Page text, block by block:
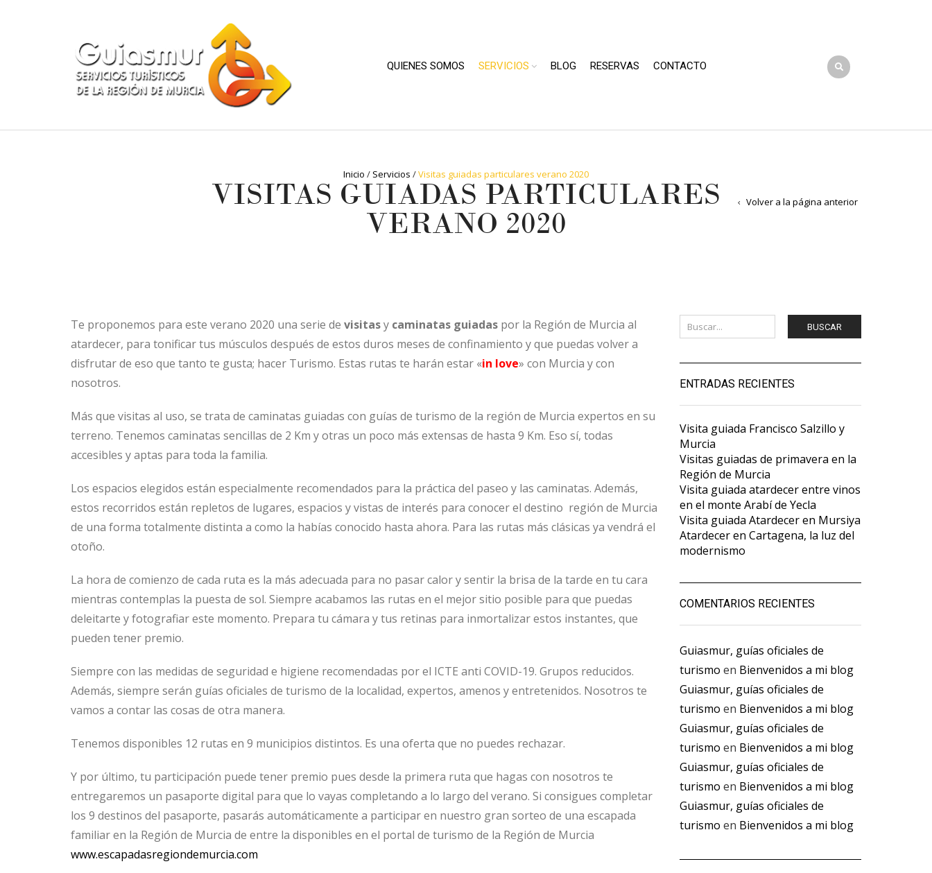
QUIENES SOMOS SERVICIOS BLOG RESERVAS CONTACTO
Inicio / Servicios /Visitas guiadas particulares verano 2020
Volver a la página anterior
VISITAS GUIADAS PARTICULARES
VERANO 2020
Te proponemos para este verano 2020 una serie de visitasy caminatas guiadas por la Región de Murcia al
atardecer, para tonificar tus músculos después de estos duros meses de confinamiento y que puedas volver a
disfrutar de eso que tanto te gusta; hacer Turismo. Estas rutas te harán estar «in love» con Murcia y con
nosotros.
Más que visitas al uso, se trata de caminatas guiadas con guías de turismo de la región de Murcia expertos en su
terreno. Tenemos caminatas sencillas de 2 Km y otras un poco más extensas de hasta 9 Km. Eso sí, todas
accesibles y aptas para toda la familia.
Los espacios elegidos están especialmente recomendados para la práctica del paseo y las caminatas. Además,
estos recorridos están repletos de lugares, espacios y vistas de interés para conocer el destino región de Murcia
de una forma totalmente distinta a como la habías conocido hasta ahora. Para las rutas más clásicas ya vendrá el
otoño.
La hora de comienzo de cada ruta es la más adecuada para no pasar calor y sentir la brisa de la tarde en tu cara
mientras contemplas la puesta de sol. Siempre acabamos las rutas en el mejor sitio posible para que puedas
deleitarte y fotografiar este momento. Prepara tu cámara y tus retinas para inmortalizar estos instantes, que
pueden tener premio.
Siempre con las medidas de seguridad e higiene recomendadas por el ICTE anti COVID-19. Grupos reducidos.
Además, siempre serán guías oficiales de turismo de la localidad, expertos, amenos y entretenidos. Nosotros te
vamos a contar las cosas de otra manera.
Tenemos disponibles 12 rutas en 9 municipios distintos. Es una oferta que no puedes rechazar.
Y por último, tu participación puede tener premio pues desde la primera ruta que hagas con nosotros te
entregaremos un pasaporte digital para que lo vayas completando a lo largo del verano. Si consigues completar
los 9 destinos del pasaporte, pasarás automáticamente a participar en nuestro gran sorteo de una escapada
familiar en la Región de Murcia de entre la disponibles en el portal de turismo de la Región de Murcia
www.escapadasregiondemurcia.com
BUSCAR
ENTRADAS RECIENTES
Visita guiada Francisco Salzillo y
Murcia
Visitas guiadas de primavera en la
Región de Murcia
Visita guiada atardecer entre vinos
en el monte Arabí de Yecla
Visita guiada Atardecer en Mursiya
Atardecer en Cartagena, la luz del
modernismo
COMENTARIOS RECIENTES
Guiasmur, guías oficiales de
turismo en Bienvenidos a mi blog
Guiasmur, guías oficiales de
turismo en Bienvenidos a mi blog
Guiasmur, guías oficiales de
turismo en Bienvenidos a mi blog
Guiasmur, guías oficiales de
turismo en Bienvenidos a mi blog
Guiasmur, guías oficiales de
turismo en Bienvenidos a mi blog